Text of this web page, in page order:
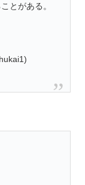
とがある。